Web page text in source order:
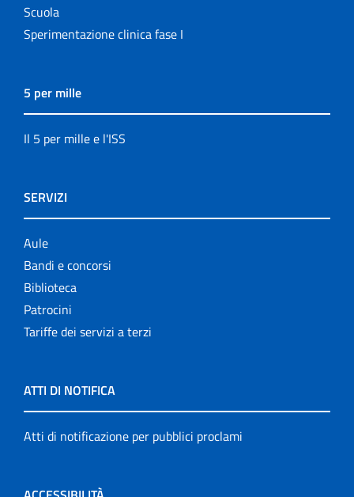
Scuola
Sperimentazione clinica fase I
5 per mille
Il 5 per mille e l'ISS
SERVIZI
Aule
Bandi e concorsi
Biblioteca
Patrocini
Tariffe dei servizi a terzi
ATTI DI NOTIFICA
Atti di notificazione per pubblici proclami